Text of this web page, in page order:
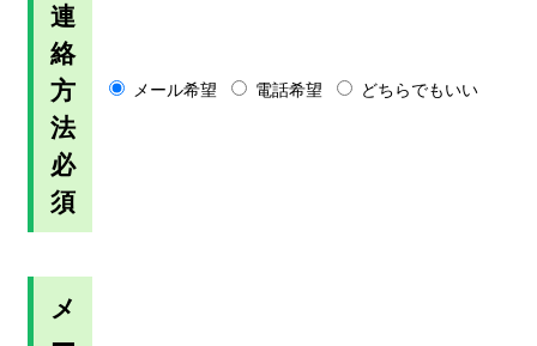
連
絡
方
法
必
須
メール希望 電話希望 どちらでもいい
メ